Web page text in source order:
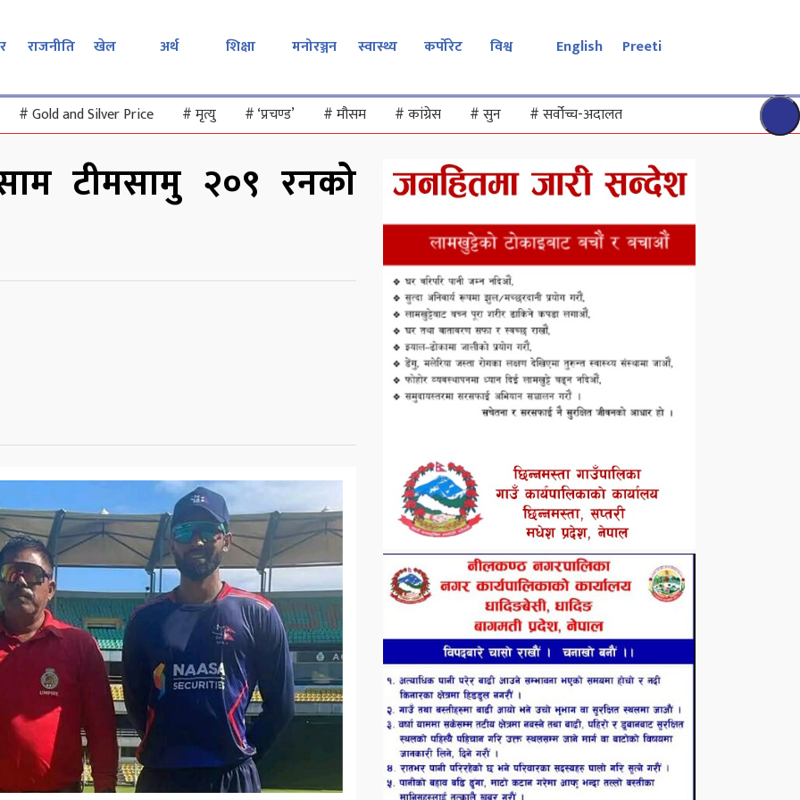
राजनीति खेल अर्थ शिक्षा मनोरञ्जन स्वास्थ्य कर्पोरेट विश्व English Preeti
#Gold and Silver Price #मृत्यु #‘प्रचण्ड’ #मौसम #कांग्रेस #सुन #सर्वोच्च-अदालत
टीमसामु २०९ रनको